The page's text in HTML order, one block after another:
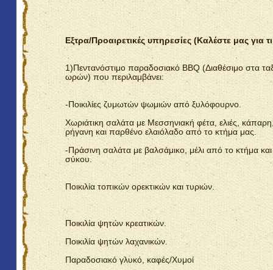
Εξτρα/Προαιρετικές υπηρεσίες (Καλέστε μας για
1)Πεντανόστιμο παραδοσιακό BBQ (Διαθέσιμο στα
ωρών) που περιλαμβάνει:
-Ποικιλίες ζυμωτών ψωμιών από ξυλόφουρνο.
Χωριάτικη σαλάτα με Μεσσηνιακή φέτα, ελιές,
ρήγανη και παρθένο ελαιόλαδο από το κτήμα μας.
-Πράσινη σαλάτα με βαλσάμικο, μέλι από το κτήμα και
σύκου.
Ποικιλία τοπικών ορεκτικών και τυριών.
Ποικιλία ψητών κρεατικών.
Ποικιλία ψητών λαχανικών.
Παραδοσιακό γλυκό, καφές/Χυμοί